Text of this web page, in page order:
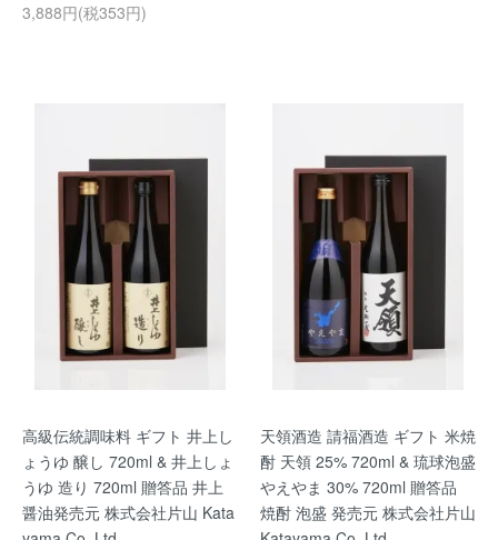
3,888円(税353円)
高級伝統調味料 ギフト 井上し
ょうゆ 醸し 720ml & 井上しょ
うゆ 造り 720ml 贈答品 井上
醤油発売元 株式会社片山 Kata
天領酒造 請福酒造 ギフト 米焼
酎 天領 25% 720ml & 琉球泡盛
やえやま 30% 720ml 贈答品
焼酎 泡盛 発売元 株式会社片山